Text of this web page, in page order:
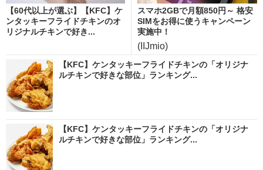
【60代以上が選ぶ】【KFC】ケ
ンタッキーフライドチキンのオ
リジナルチキンで好き...
スマホ2GBで月額850円～ 格安
SIMをお得に使うキャンペーン
実施中！
(IIJmio)
【KFC】ケンタッキーフライドチキンの「オリジナ
ルチキンで好きな部位」ランキング...
【KFC】ケンタッキーフライドチキンの「オリジナ
ルチキンで好きな部位」ランキング...